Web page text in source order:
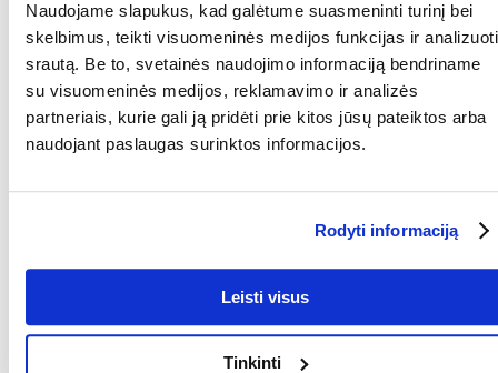
Naudojame slapukus, kad galėtume suasmeninti turinį bei
skelbimus, teikti visuomeninės medijos funkcijas ir analizuoti
srautą. Be to, svetainės naudojimo informaciją bendriname
su visuomeninės medijos, reklamavimo ir analizės
partneriais, kurie gali ją pridėti prie kitos jūsų pateiktos arba
naudojant paslaugas surinktos informacijos.
Rodyti informaciją
Leisti visus
Tinkinti
Užtikrinkite, kad jūsų katė turėtų prieigą prie vandens.
KOKIAM
AUGINTINIUI:
Katėms
GAMINTOJAS: Certech, Lenkija
Parametrai
(KG):